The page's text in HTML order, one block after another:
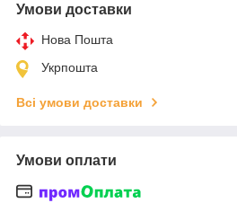
Умови доставки
Нова Пошта
Укрпошта
Всі умови доставки
Умови оплати